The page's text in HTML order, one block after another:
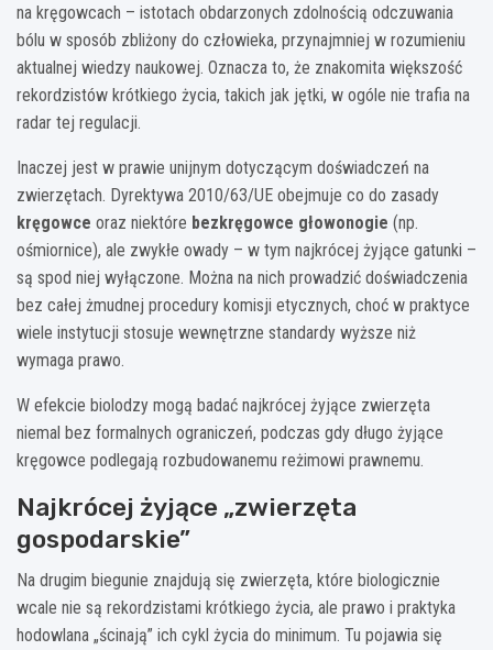
na kręgowcach – istotach obdarzonych zdolnością odczuwania
bólu w sposób zbliżony do człowieka, przynajmniej w rozumieniu
aktualnej wiedzy naukowej. Oznacza to, że znakomita większość
rekordzistów krótkiego życia, takich jak jętki, w ogóle nie trafia na
radar tej regulacji.
Inaczej jest w prawie unijnym dotyczącym doświadczeń na
zwierzętach. Dyrektywa 2010/63/UE obejmuje co do zasady
kręgowce oraz niektóre bezkręgowce głowonogie (np.
ośmiornice), ale zwykłe owady – w tym najkrócej żyjące gatunki –
są spod niej wyłączone. Można na nich prowadzić doświadczenia
bez całej żmudnej procedury komisji etycznych, choć w praktyce
wiele instytucji stosuje wewnętrzne standardy wyższe niż
wymaga prawo.
W efekcie biolodzy mogą badać najkrócej żyjące zwierzęta
niemal bez formalnych ograniczeń, podczas gdy długo żyjące
kręgowce podlegają rozbudowanemu reżimowi prawnemu.
Najkrócej żyjące „zwierzęta
gospodarskie”
Na drugim biegunie znajdują się zwierzęta, które biologicznie
wcale nie są rekordzistami krótkiego życia, ale prawo i praktyka
hodowlana „ścinają” ich cykl życia do minimum. Tu pojawia się